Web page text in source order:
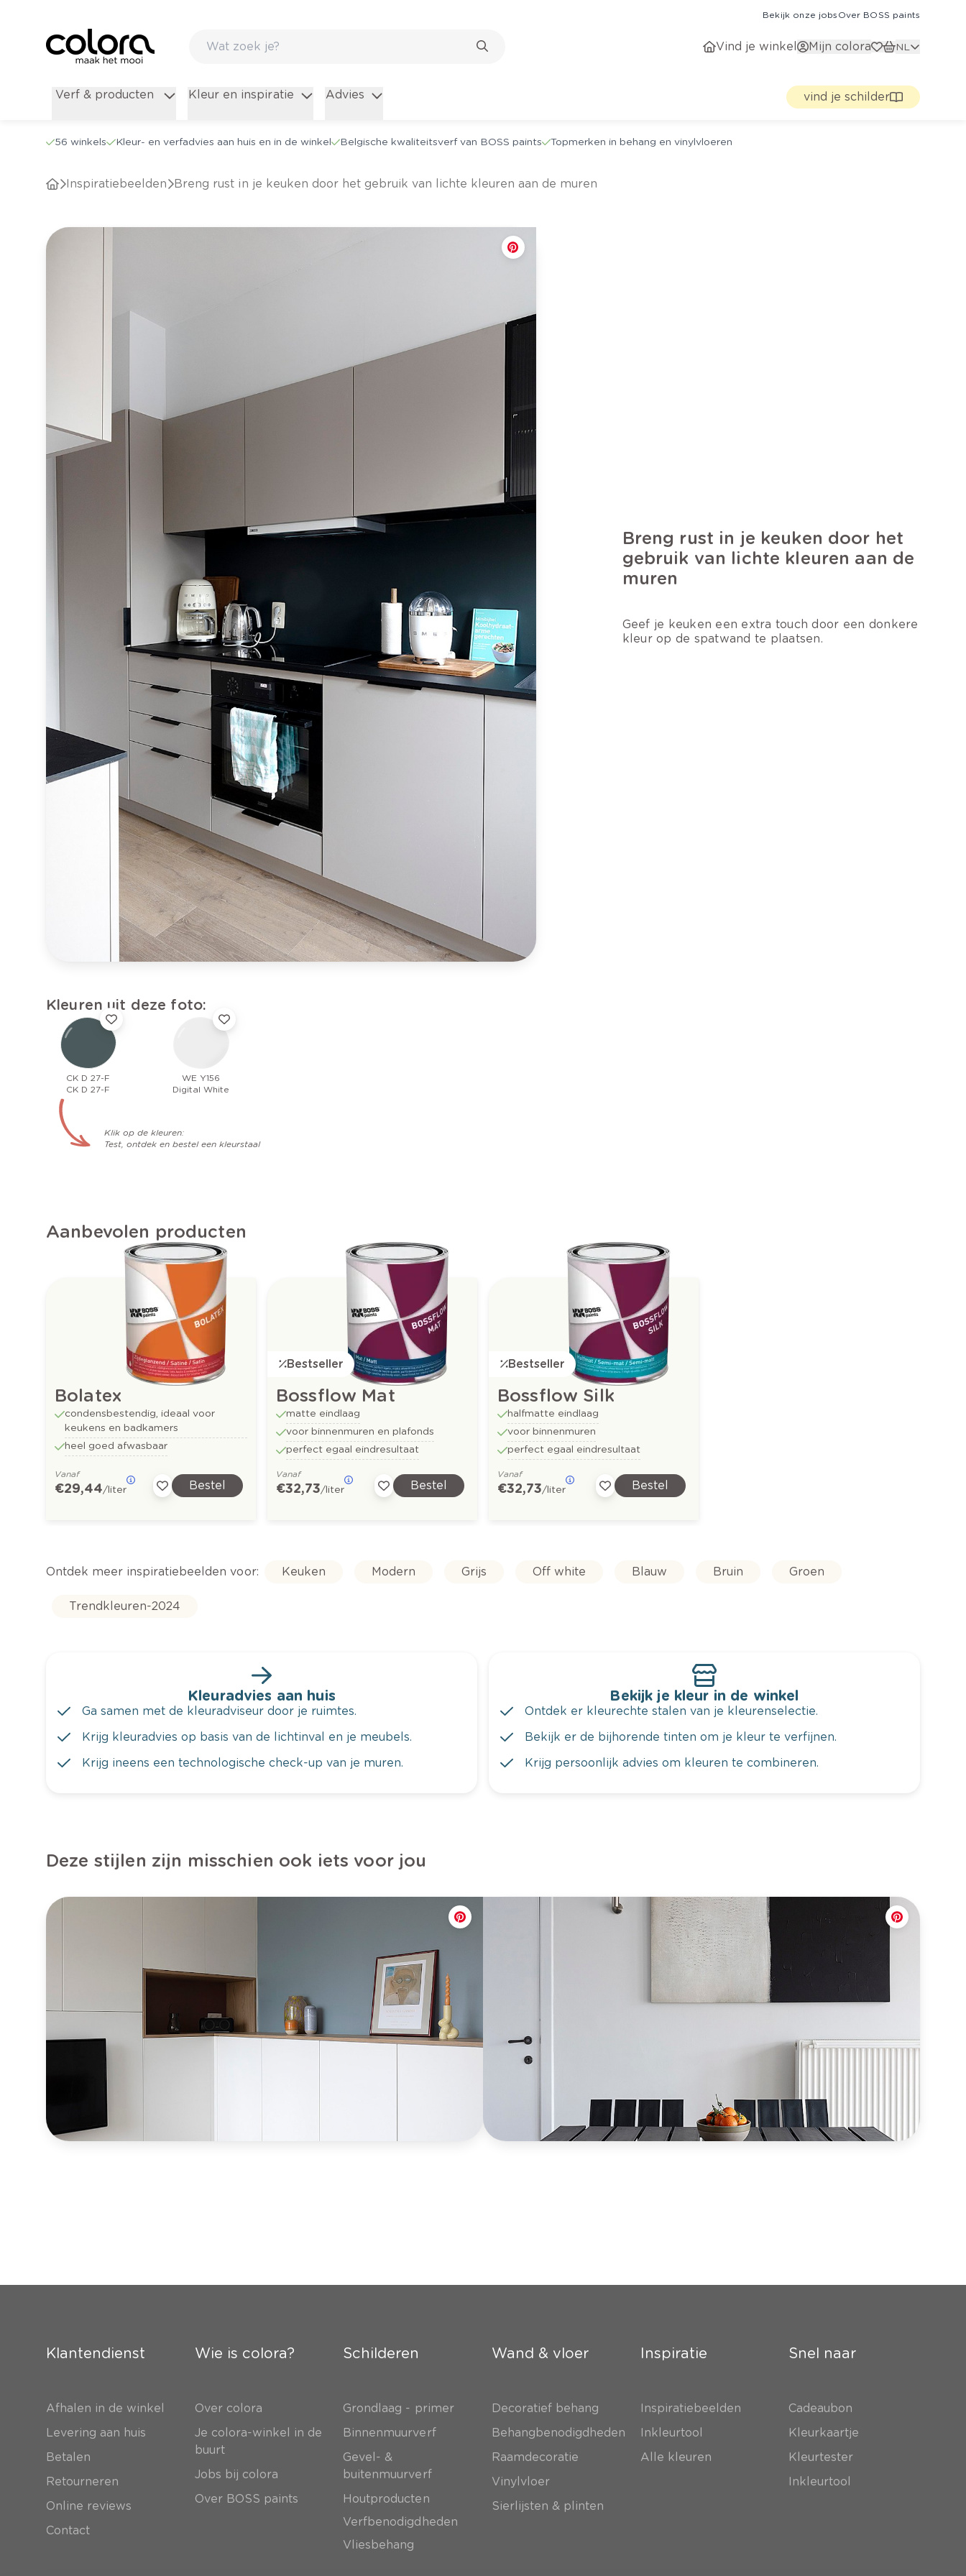
Bekijk onze jobs Over BOSS paints
Vind je winkel Mijn colora NL
Verf & producten Kleur en inspiratie Advies vind je schilder
56 winkels Kleur- en verfadvies aan huis en in de winkel Belgische kwaliteitsverf van BOSS paints Topmerken in behang en vinylvloeren
Inspiratiebeelden Breng rust in je keuken door het gebruik van lichte kleuren aan de muren
Breng rust in je keuken door het
gebruik van lichte kleuren aan de
muren
Geef je keuken een extra touch door een donkere
kleur op de spatwand te plaatsen.
Kleuren uit deze foto:
CK D 27-F
CK D 27-F
WE Y156
Digital White
Klik op de kleuren:
Test, ontdek en bestel een kleurstaal
Aanbevolen producten
Bolatex
condensbestendig, ideaal voor
keukens en badkamers
heel goed afwasbaar
Vanaf
€ 29,44/liter Bestel
Bestseller
Bossflow Mat
matte eindlaag
voor binnenmuren en plafonds
perfect egaal eindresultaat
Vanaf
€ 32,73/liter Bestel
Bestseller
Bossflow Silk
halfmatte eindlaag
voor binnenmuren
perfect egaal eindresultaat
Vanaf
€ 32,73/liter Bestel
Ontdek meer inspiratiebeelden voor: Keuken Modern Grijs Off white Blauw Bruin Groen
Trendkleuren-2024
Kleuradvies aan huis
Ga samen met de kleuradviseur door je ruimtes.
Krijg kleuradvies op basis van de lichtinval en je meubels.
Krijg ineens een technologische check-up van je muren.
Bekijk je kleur in de winkel
Ontdek er kleurechte stalen van je kleurenselectie.
Bekijk er de bijhorende tinten om je kleur te verfijnen.
Krijg persoonlijk advies om kleuren te combineren.
Deze stijlen zijn misschien ook iets voor jou
Klantendienst
Afhalen in de winkel
Levering aan huis
Betalen
Retourneren
Online reviews
Contact
Wie is colora?
Over colora
Je colora-winkel in de
buurt
Jobs bij colora
Over BOSS paints
Schilderen
Grondlaag - primer
Binnenmuurverf
Gevel- &
buitenmuurverf
Houtproducten
Verfbenodigdheden
Vliesbehang
Wand & vloer
Decoratief behang
Behangbenodigdheden
Raamdecoratie
Vinylvloer
Sierlijsten & plinten
Inspiratie
Inspiratiebeelden
Inkleurtool
Alle kleuren
Snel naar
Cadeaubon
Kleurkaartje
Kleurtester
Inkleurtool